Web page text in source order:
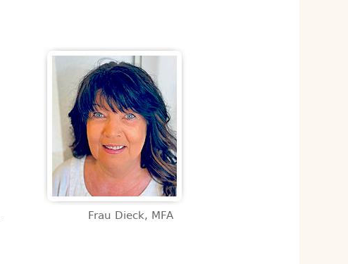
Frau Dieck, MFA